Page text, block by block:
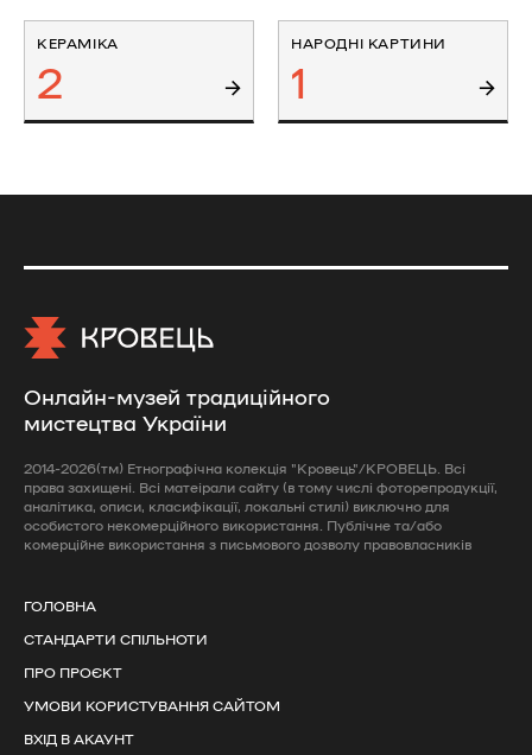
КЕРАМІКА
2
НАРОДНІ КАРТИНИ
1
Онлайн-музей традиційного
мистецтва України
2014-2026(тм) Етнографічна колекція "Кровець"/КРОВЕЦЬ. Всі
права захищені. Всі матеірали сайту (в тому числі фоторепродукції,
аналітика, описи, класифікації, локальні стилі) виключно для
особистого некомерційного використання. Публічне та/або
комерційне використання з письмового дозволу правовласників
ГОЛОВНА
СТАНДАРТИ СПІЛЬНОТИ
ПРО ПРОЄКТ
УМОВИ КОРИСТУВАННЯ САЙТОМ
ВХІД В АКАУНТ